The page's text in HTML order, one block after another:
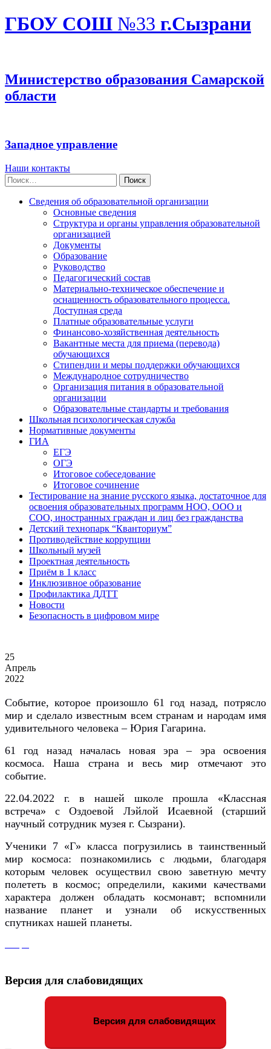
ГБОУ СОШ №33 г.Сызрани
Министерство образования Самарской
области
Западное управление
Наши контакты
Найти:
Сведения об образовательной организации
Основные сведения
Структура и органы управления образовательной
организацией
Документы
Образование
Руководство
Педагогический состав
Материально-техническое обеспечение и
оснащенность образовательного процесса.
Доступная среда
Платные образовательные услуги
Финансово-хозяйственная деятельность
Вакантные места для приема (перевода)
обучающихся
Стипендии и меры поддержки обучающихся
Международное сотрудничество
Организация питания в образовательной
организации
Образовательные стандарты и требования
Школьная психологическая служба
Нормативные документы
ГИА
ЕГЭ
ОГЭ
Итоговое собеседование
Итоговое сочинение
Тестирование на знание русского языка, достаточное для
освоения образовательных программ НОО, ООО и
СОО, иностранных граждан и лиц без гражданства
Детский технопарк “Кванториум”
Противодействие коррупции
Школьный музей
Проектная деятельность
Приём в 1 класс
Инклюзивное образование
Профилактика ДДТТ
Новости
Безопасность в цифровом мире
25
Апрель
2022
Событие, которое произошло 61 год назад, потрясло
мир и сделало известным всем странам и народам имя
удивительного человека – Юрия Гагарина.
61 год назад началась новая эра – эра освоения
космоса. Наша страна и весь мир отмечают это
событие.
22.04.2022 г. в нашей школе прошла «Классная
встреча» с Оздоевой Лэйлой Исаевной (старший
научный сотрудник музея г. Сызрани).
Ученики 7 «Г» класса погрузились в таинственный
мир космоса: познакомились с людьми, благодаря
которым человек осуществил свою заветную мечту
полететь в космос; определили, какими качествами
характера должен обладать космонавт; вспомнили
название планет и узнали об искусственных
спутниках нашей планеты.
Версия для слабовидящих
Версия для слабовидящих